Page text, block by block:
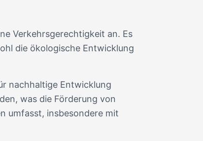
Verkehrsgerechtigkeit an. Es
die ökologische Entwicklung
nachhaltige Entwicklung
was die Förderung von
umfasst, insbesondere mit